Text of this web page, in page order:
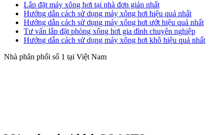
Lắp đặt máy xông hơi tại nhà đơn giản nhất
Hướng dẫn cách sử dụng máy xông hơi hiệu quả nhất
Hướng dẫn cách sử dụng máy xông hơi ướt hiệu quả nhất
Tư vấn lắp đặt phòng xông hơi gia đình chuyên nghiệp
Hướng dẫn cách sử dụng máy xông hơi khô hiệu quả nhất
Nhà phân phối số 1 tại Việt Nam